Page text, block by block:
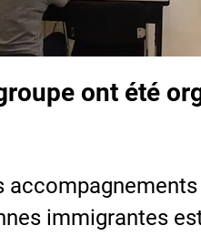
ont été
immigrantes